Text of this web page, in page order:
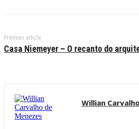
Previous article
Casa Niemeyer – O recanto do
Willian